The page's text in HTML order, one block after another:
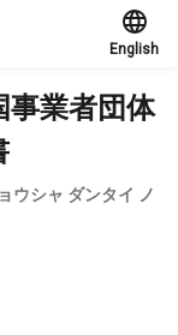
English
業者団体
ウシャ ダンタイ ノ